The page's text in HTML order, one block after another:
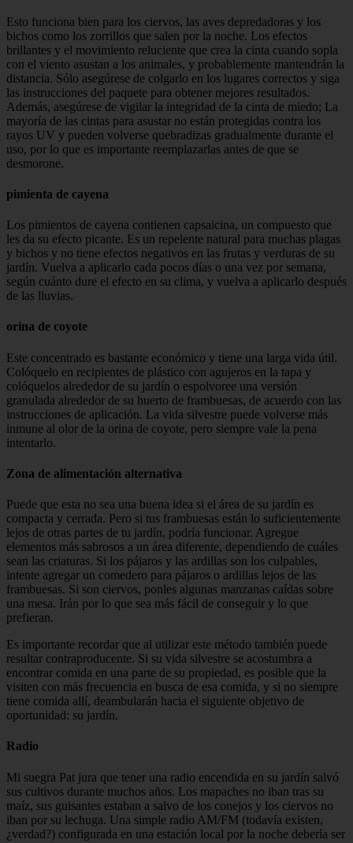
Esto funciona bien para los ciervos, las aves depredadoras y los
bichos como los zorrillos que salen por la noche. Los efectos
brillantes y el movimiento reluciente que crea la cinta cuando sopla
con el viento asustan a los animales, y probablemente mantendrán la
distancia. Sólo asegúrese de colgarlo en los lugares correctos y siga
las instrucciones del paquete para obtener mejores resultados.
Además, asegúrese de vigilar la integridad de la cinta de miedo; La
mayoría de las cintas para asustar no están protegidas contra los
rayos UV y pueden volverse quebradizas gradualmente durante el
uso, por lo que es importante reemplazarlas antes de que se
desmorone.
pimienta de cayena
Los pimientos de cayena contienen capsaicina, un compuesto que
les da su efecto picante. Es un repelente natural para muchas plagas
y bichos y no tiene efectos negativos en las frutas y verduras de su
jardín. Vuelva a aplicarlo cada pocos días o una vez por semana,
según cuánto dure el efecto en su clima, y ​​vuelva a aplicarlo después
de las lluvias.
orina de coyote
Este concentrado es bastante económico y tiene una larga vida útil.
Colóquelo en recipientes de plástico con agujeros en la tapa y
colóquelos alrededor de su jardín o espolvoree una versión
granulada alrededor de su huerto de frambuesas, de acuerdo con las
instrucciones de aplicación. La vida silvestre puede volverse más
inmune al olor de la orina de coyote, pero siempre vale la pena
intentarlo.
Zona de alimentación alternativa
Puede que esta no sea una buena idea si el área de su jardín es
compacta y cerrada. Pero si tus frambuesas están lo suficientemente
lejos de otras partes de tu jardín, podría funcionar. Agregue
elementos más sabrosos a un área diferente, dependiendo de cuáles
sean las criaturas. Si los pájaros y las ardillas son los culpables,
intente agregar un comedero para pájaros o ardillas lejos de las
frambuesas. Si son ciervos, ponles algunas manzanas caídas sobre
una mesa. Irán por lo que sea más fácil de conseguir y lo que
prefieran.
Es importante recordar que al utilizar este método también puede
resultar contraproducente. Si su vida silvestre se acostumbra a
encontrar comida en una parte de su propiedad, es posible que la
visiten con más frecuencia en busca de esa comida, y si no siempre
tiene comida allí, deambularán hacia el siguiente objetivo de
oportunidad: su jardín.
Radio
Mi suegra Pat jura que tener una radio encendida en su jardín salvó
sus cultivos durante muchos años. Los mapaches no iban tras su
maíz, sus guisantes estaban a salvo de los conejos y los ciervos no
iban por su lechuga. Una simple radio AM/FM (todavía existen,
¿verdad?) configurada en una estación local por la noche debería ser